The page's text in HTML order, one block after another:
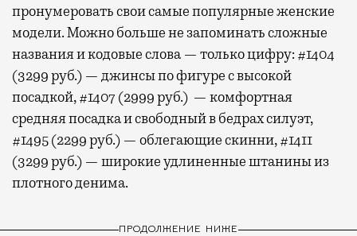
пронумеровать свои самые популярные женские
модели. Можно больше не запоминать сложные
названия и кодовые слова — только цифру: #1404
(3299 руб.) — джинсы по фигуре c высокой
посадкой, #1407 (2999 руб.) — комфортная
средняя посадка и свободный в бедрах силуэт,
#1495 (2299 руб.) — облегающие скинни, #1411
(3299 руб.) — широкие удлиненные штанины из
плотного денима.
ПРОДОЛЖЕНИЕ НИЖЕ